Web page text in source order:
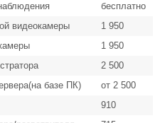
бесплатно
видеокамеры
1 950
1 950
2 500
базе ПК)
от 2 500
910